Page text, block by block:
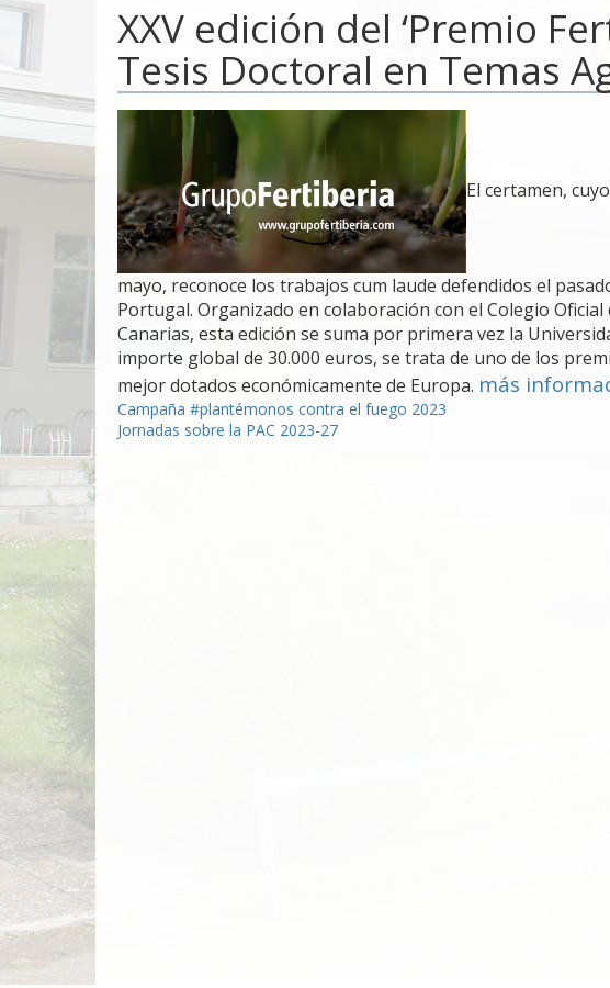
XXV edición del ‘Premio
Tesis Doctoral en Temas
El certamen,
mayo, reconoce los trabajos cum laude defendidos el
Portugal. Organizado en colaboración con el Colegio
Canarias, esta edición se suma por primera vez la
importe global de 30.000 euros, se trata de uno de los
mejor dotados económicamente de Europa. más
Navegación
de
Campaña #plantémonos contra el fuego 2023
Jornadas sobre la PAC 2023-27